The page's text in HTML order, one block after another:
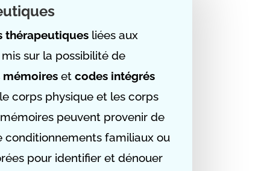
thérapeutiques liées aux
mis sur la possibilité de
mémoires et codes intégrés
corps physique et les corps
mémoires peuvent provenir de
conditionnements familiaux ou
pour identifier et dénouer